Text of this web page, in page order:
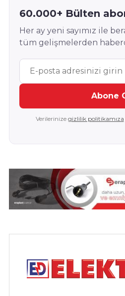
60.000+ Bülten
Her ay yeni sayımız ile
tüm gelişmelerden
Abone
Verilerinize gizlilik politikamıza